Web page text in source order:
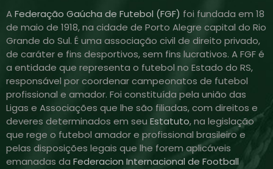
AFederação Gaúcha de Futebol (FGF) foi fundada em 18
de maio de 1918, na cidade de Porto Alegre capital do Rio
Grande do Sul. É uma associação civil de direito privado,
de caráter e fins desportivos, sem fins lucrativos. A FGF é
a entidade que representa o futebol no Estado do RS,
responsável por coordenar campeonatos de futebol
profissional e amador. Foi constituída pela união das
Ligas e Associações que lhe são filiadas, com direitos e
deveres determinados em seu Estatuto, na legislação
que rege o futebol amador e profissional brasileiro e
pelas disposições legais que lhe forem aplicáveis
emanadas da Federacion Internacional de Football